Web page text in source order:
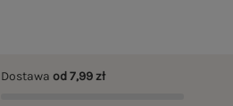
Dostawaod 7,99 zł